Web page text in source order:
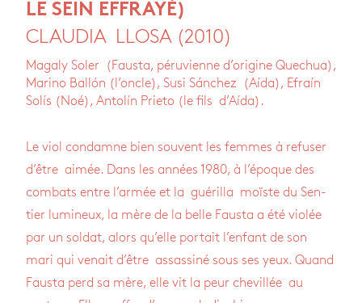
LE SEIN EFFRAYÉ)
CLAUDIA LLOSA (2010)
Magaly Soler (Fausta, péruvienne d’origine Quechua),
Marino Ballón (l’oncle), Susi Sánchez (Aída), Efraín
Solís (Noé), Antolín Prieto (le fils d’Aída).
Le viol condamne bien sou­vent les femmes à refu­ser
d’être aimée. Dans les années 1980, à l’époque des
com­bats entre l’ar­mée et la gué­rilla moïste du Sen­
tier lumi­neux, la mère de la belle Fausta a été vio­lée
par un sol­dat, alors qu’elle por­tait l’en­fant de son
mari qui venait d’être assas­siné sous ses yeux. Quand
Fausta perd sa mère, elle vit la peur che­villée au